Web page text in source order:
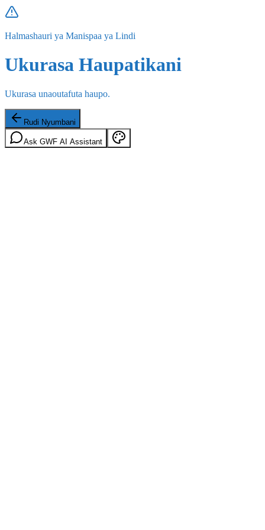
Halmashauri ya Manispaa ya Lindi
Ukurasa Haupatikani
Ukurasa unaoutafuta haupo.
Rudi Nyumbani
Ask GWF AI Assistant